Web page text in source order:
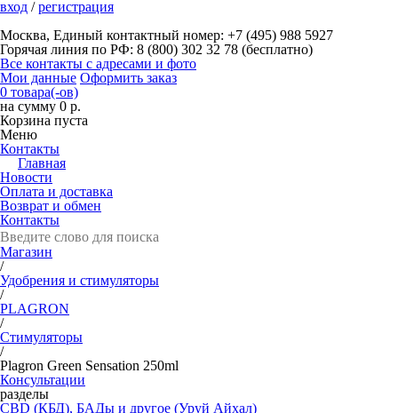
вход /регистрация
Москва, Единый контактный номер: +7 (495) 988 5927
Горячая линия по РФ: 8 (800) 302 32 78 (бесплатно)
Все контакты с адресами и фото
Мои данные Оформить заказ
0 товара(-ов)
на сумму 0 р.
Корзина пуста
Меню
Контакты
Главная
Новости
Оплата и доставка
Возврат и обмен
Контакты
Магазин
/
Удобрения и стимуляторы
/
PLAGRON
/
Стимуляторы
/
Plagron Green Sensation 250ml
Консультации
разделы
CBD (КБД), БАДы и другое (Уруй Айхал)